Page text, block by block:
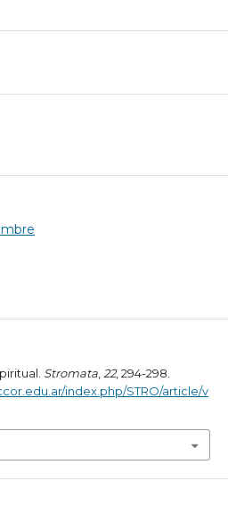
Stromata,22, 294-298.
index.php/STRO/article/v